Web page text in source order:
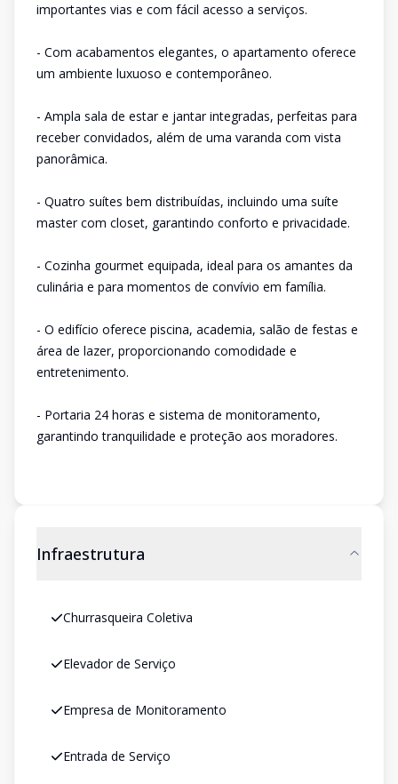
importantes vias e com fácil acesso a serviços.
- Com acabamentos elegantes, o apartamento oferece
um ambiente luxuoso e contemporâneo.
- Ampla sala de estar e jantar integradas, perfeitas para
receber convidados, além de uma varanda com vista
panorâmica.
- Quatro suítes bem distribuídas, incluindo uma suíte
master com closet, garantindo conforto e privacidade.
- Cozinha gourmet equipada, ideal para os amantes da
culinária e para momentos de convívio em família.
- O edifício oferece piscina, academia, salão de festas e
área de lazer, proporcionando comodidade e
entretenimento.
- Portaria 24 horas e sistema de monitoramento,
garantindo tranquilidade e proteção aos moradores.
Infraestrutura
Churrasqueira Coletiva
Elevador de Serviço
Empresa de Monitoramento
Entrada de Serviço